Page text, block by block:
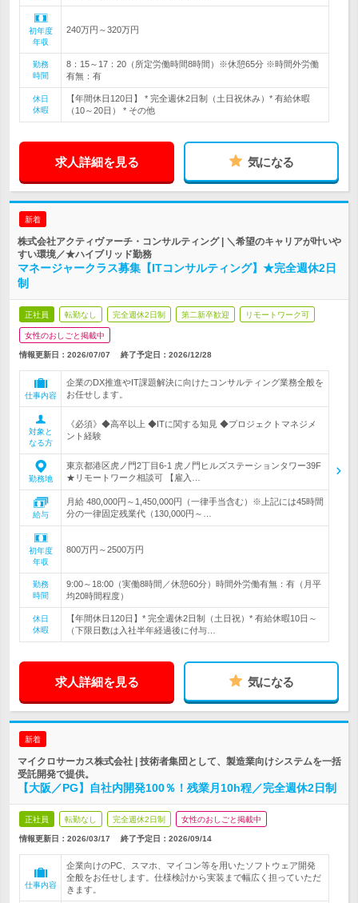
初年度
年収
240万円～320万円
勤務
時間
8：15～17：20（所定労働時間8時間）※休憩65分 ※時間外労働
有無：有
休日
休暇
【年間休日120日】 * 完全週休2日制（土日祝休み）* 有給休暇
（10～20日） * その他
求人詳細を見る 気になる
新着
株式会社アクティヴァーチ・コンサルティング | ＼希望のキャリアが叶いや
すい環境／★ハイブリッド勤務
マネージャークラス募集【ITコンサルティング】★完全週休2日
制
正社員 転勤なし 完全週休2日制 第二新卒歓迎 リモートワーク可
女性のおしごと掲載中
情報更新日：2026/07/07 終了予定日： 2026/12/28
仕事内容
企業のDX推進やIT課題解決に向けたコンサルティング業務全般を
お任せします。
対象と
なる方
《必須》◆高卒以上 ◆ITに関する知見 ◆プロジェクトマネジメ
ント経験
勤務地
東京都港区虎ノ門2丁目6‐1 虎ノ門ヒルズステーションタワー39F
★リモートワーク相談可 【雇入…
給与
月給 480,000円～1,450,000円（一律手当含む）※上記には45時間
分の一律固定残業代（130,000円～…
初年度
年収
800万円～2500万円
勤務
時間
9:00～18:00（実働8時間／休憩60分）時間外労働有無：有（月平
均20時間程度）
休日
休暇
【年間休日120日】* 完全週休2日制（土日祝）* 有給休暇10日～
（下限日数は入社半年経過後に付与…
求人詳細を見る 気になる
新着
マイクロサーカス株式会社 | 技術者集団として、製造業向けシステムを一括
受託開発で提供。
【大阪／PG】自社内開発100％！残業月10h程／完全週休2日制
正社員 転勤なし 完全週休2日制 女性のおしごと掲載中
情報更新日：2026/03/17 終了予定日： 2026/09/14
仕事内容
企業向けのPC、スマホ、マイコン等を用いたソフトウェア開発
全般をお任せします。仕様検討から実装まで幅広く担っていただ
きます。